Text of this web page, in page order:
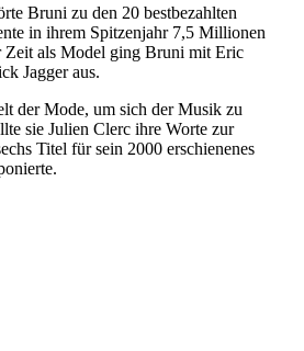
Bruni zu den 20 bestbezahlten
in ihrem Spitzenjahr 7,5 Millionen
als Model ging Bruni mit Eric
Jagger aus.
der Mode, um sich der Musik zu
sie Julien Clerc ihre Worte zur
Titel für sein 2000 erschienenes